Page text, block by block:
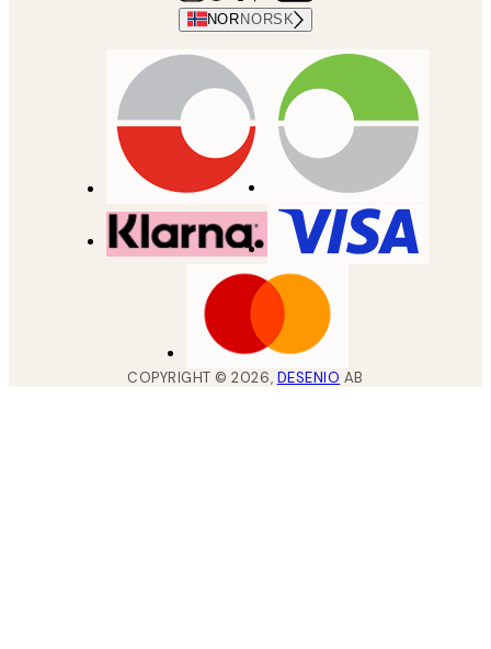
NOR NORSK
COPYRIGHT ©2026, DESENIO AB